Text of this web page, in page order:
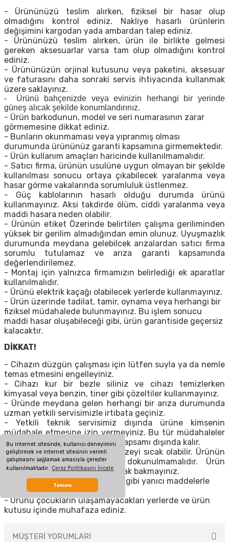
Bu internet sitesinde, kullanıcı deneyimini
geliştirmek ve internet sitesinin verimli
çalışmasını sağlamak amacıyla çerezler
kullanılmaktadır. Çerez Politikasını İncele
Tamam
- Ürününüzü teslim alırken, fiziksel bir hasar olup
olmadığını kontrol ediniz. Nakliye hasarlı ürünlerin
değişimini kargodan yada ambardan talep ediniz.
- Ürününüzü teslim alırken, ürün ile birlikte gelmesi
gereken aksesuarlar varsa tam olup olmadığını kontrol
ediniz.
- Ürününüzün orjinal kutusunu veya paketini, aksesuar
ve faturasını daha sonraki servis ihtiyacında kullanmak
üzere saklayınız.
- Ürünü bahçenizde veya evinizin herhangi bir yerinde
güneş alıcak şekilde konumlandırınız.
- Ürün barkodunun, model ve seri numarasının zarar
görmemesine dikkat ediniz.
- Bunların okunmaması veya yıpranmış olması
durumunda ürününüz garanti kapsamına girmemektedir.
- Ürün kullanım amaçları haricinde kullanılmamalıdır.
- Satıcı firma, ürünün usulüne uygun olmayan bir şekilde
kullanılması sonucu ortaya çıkabilecek yaralanma veya
hasar görme vakalarında sorumluluk üstlenmez.
- Güç kablolarının hasarlı olduğu durumda ürünü
kullanmayınız. Aksi takdirde ölüm, ciddi yaralanma veya
maddi hasara neden olabilir.
- Ürünün etiket Özerinde belirtilen çalışma geriliminden
yüksek bir gerilim almadığından emin olunuz. Uyuşmazlık
durumunda meydana gelebilcek arızalardan satıcı firma
sorumlu tutulamaz ve arıza garanti kapsamında
değerlendirilemez.
- Montaj için yalnızca firmamızın belirlediği ek aparatlar
kullanılmalıdır.
- Ürünü elektrik kaçağı olabilecek yerlerde kullanmayınız.
- Ürün üzerinde tadilat, tamir, oynama veya herhangi bir
fiziksel müdahalede bulunmayınız. Bu işlem sonucu
maddi hasar oluşabileceği gibi, ürün garantiside geçersiz
kalacaktır.
DİKKAT!
- Cihazın düzgün çalışması için lütfen suyla ya da nemle
temas etmesini engelleyiniz.
- Cihazı kur bir bezle siliniz ve cihazı temizlerken
kimyasal veya benzin, tiner gibi çözeltiler kullanmayınız.
- Üründe meydana gelen herhangi bir arıza durumunda
uzman yetkili servisimizle irtibata geçiniz.
- Yetkili teknik servisimiz dışında ürüne kimsenin
müdahale etmesine izin vermeyiniz. Bu tür müdahaleler
sonucu ürün tümüyle garanti kapsamı dışında kalır.
- Ürün çalışır durumdayken yüzeyi sıcak olabilir. Ürünün
enerjisi kesilip, soğumadan dokunulmamalıdır. Ürün
çalışır durumdayken direkt olarak bakmayınız.
- Ürünün yüzeyini alkol, benzin gibi yanıcı maddelerle
temizlemeyiniz.
- Ürünü çocukların ulaşamayacakları yerlerde ve ürün
kutusu içinde muhafaza ediniz.
MÜŞTERİ YORUMLARI